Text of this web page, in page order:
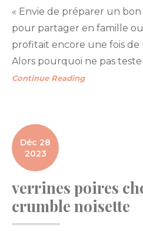
« Envie de préparer un
pour partager en famille ou
profitait encore une fois de
Alors pourquoi ne pas
Continue Reading
Déc 28
2023
verrines poires
crumble noisette